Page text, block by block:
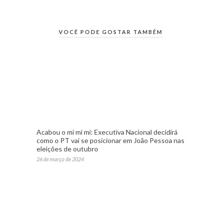
VOCÊ PODE GOSTAR TAMBÉM
Acabou o mi mi mi: Executiva Nacional decidirá
como o PT vai se posicionar em João Pessoa nas
eleições de outubro
26 de março de 2024